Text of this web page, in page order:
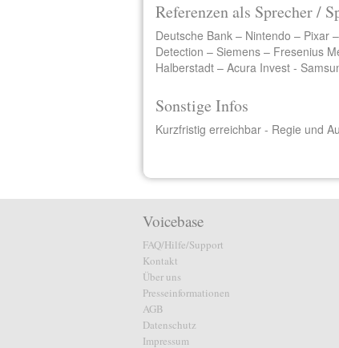
Referenzen als Sprecher /
Deutsche Bank – Nintendo – Pixar
Detection – Siemens – Fresenius
Halberstadt – Acura Invest -
Sonstige Infos
Kurzfristig erreichbar - Regie und
Voicebase
FAQ/Hilfe/Support
Kontakt
Über uns
Presseinformationen
AGB
Datenschutz
Impressum